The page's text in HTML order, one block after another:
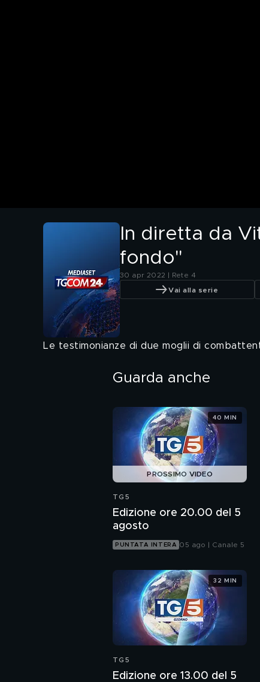
In diretta da
fondo"
30 apr 2022 | Rete 4
Vai alla serie
Le testimonianze di due moglii di
Guarda anche
PROSSIMO VIDEO
TG5
Edizione ore 20.00 del 5
agosto
PUNTATA INTERA 05 ago | Canale 5
40 MIN
TG5
Edizione ore 13.00 del 5
32 MIN